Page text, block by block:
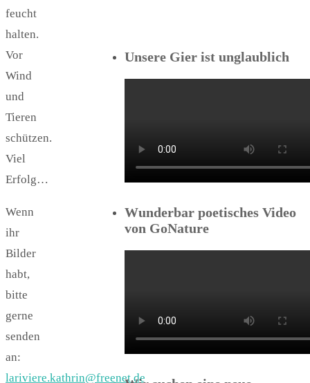
feucht
halten.
Vor
Wind
und
Tieren
schützen.
Viel
Erfolg…
Wenn
ihr
Bilder
habt,
bitte
gerne
senden
an:
lariviere.kathrin@freenet.de
Unsere Gier ist unglaublich
Wunderbar poetisches Video
von GoNature